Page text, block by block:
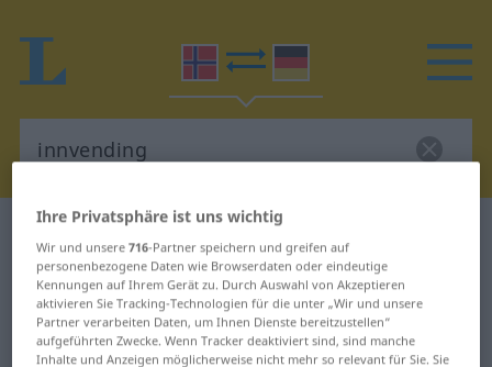
Norwegisch-Deutsch Wörterbuch
Norwegisch-Deutsch Übersetzung
für "innvending"
Ihre Privatsphäre ist uns wichtig
Wir und unsere716-Partner speichern und greifen auf
personenbezogene Daten wie Browserdaten oder eindeutige
Kennungen auf Ihrem Gerät zu. Durch Auswahl von Akzeptieren
aktivieren Sie Tracking-Technologien für die unter „Wir und unsere
Partner verarbeiten Daten, um Ihnen Dienste bereitzustellen“
aufgeführten Zwecke. Wenn Tracker deaktiviert sind, sind manche
Inhalte und Anzeigen möglicherweise nicht mehr so relevant für Sie. Sie